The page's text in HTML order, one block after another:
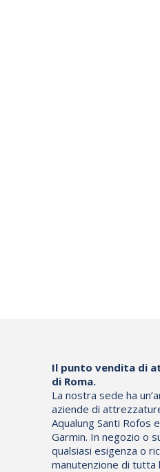
Il punto vendita di
di Roma.
La nostra sede ha
aziende di
Aqualung Santi
Garmin. In negozio o
qualsiasi esigenza o
manutenzione di tutta